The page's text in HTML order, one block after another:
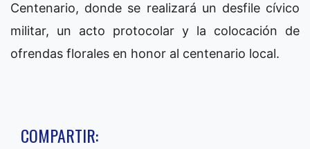
Centenario, donde se realizará un desfile cívico
militar, un acto protocolar y la colocación de
ofrendas florales en honor al centenario local.
COMPARTIR: